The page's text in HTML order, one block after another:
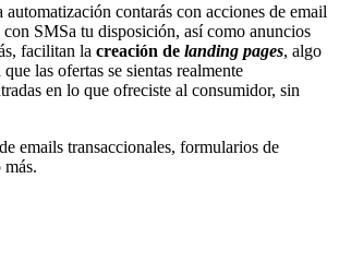
automatización contarás con acciones de email
SMSa tu disposición, así como anuncios
facilitan la creación de landing pages, algo
las ofertas se sientas realmente
en lo que ofreciste al consumidor, sin
emails transaccionales, formularios de